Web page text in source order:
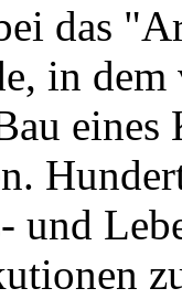
das
in
und